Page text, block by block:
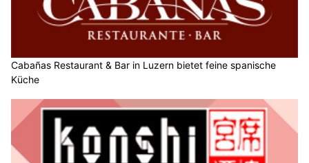
Cabañas Restaurant & Bar in Luzern bietet feine spanische
Küche